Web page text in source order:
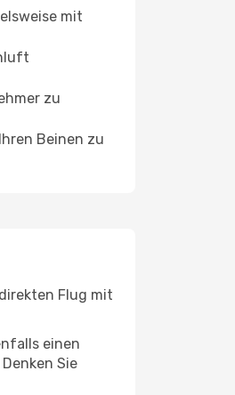
mit
zu
Beinen zu
Flug mit
einen
Sie